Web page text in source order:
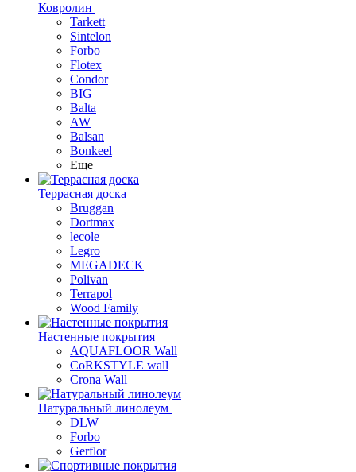
Ковролин
Tarkett
Sintelon
Forbo
Flotex
Condor
BIG
Balta
AW
Balsan
Bonkeel
Еще
Террасная доска
Bruggan
Dortmax
lecole
Legro
MEGADECK
Polivan
Terrapol
Wood Family
Настенные покрытия
AQUAFLOOR Wall
CoRKSTYLE wall
Crona Wall
Натуральный линолеум
DLW
Forbo
Gerflor